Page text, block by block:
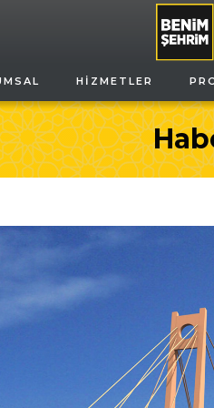
HIZMETLER